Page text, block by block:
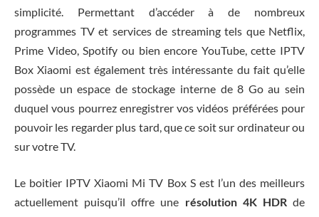
simplicité. Permettant d’accéder à de nombreux
programmes TV et services de streaming tels que Netflix,
Prime Video, Spotify ou bien encore YouTube, cette IPTV
Box Xiaomi est également très intéressante du fait qu’elle
possède un espace de stockage interne de 8 Go au sein
duquel vous pourrez enregistrer vos vidéos préférées pour
pouvoir les regarder plus tard, que ce soit sur ordinateur ou
sur votre TV.
Le boitier IPTV Xiaomi Mi TV Box S est l’un des meilleurs
actuellement puisqu’il offre une résolution 4K HDRde